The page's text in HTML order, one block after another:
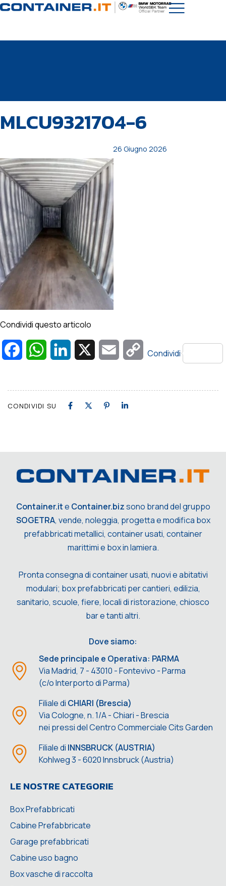
IN:
MLCU9321704-6
il:
26 Giugno 2026
Condividi questo articolo
FacebookWhatsAppLinkedIn Email
Copy
Condividi
CONDIVIDI SU
Container.ite Container.bizsono brand del gruppo
SOGETRA, vende, noleggia, progetta e modifica box
prefabbricati metallici, container usati, container
marittimi e box in lamiera.
Pronta consegna di container usati, nuovi e abitativi
modulari; box prefabbricati per cantieri, edilizia,
sanitario, scuole, fiere, locali di ristorazione, chiosco
bar e tanti altri.
Dove siamo:
Sede principale e Operativa: PARMA
Via Madrid, 7 - 43010 - Fontevivo - Parma
(c/o Interporto di Parma)
Filiale di CHIARI (Brescia)
Via Cologne, n. 1/A - Chiari - Brescia
nei pressi del Centro Commerciale Cits Garden
Filiale di INNSBRUCK (AUSTRIA)
Kohlweg 3 - 6020 Innsbruck (Austria)
LE NOSTRE CATEGORIE
Box Prefabbricati
Cabine Prefabbricate
Garage prefabbricati
Cabine uso bagno
Box vasche di raccolta